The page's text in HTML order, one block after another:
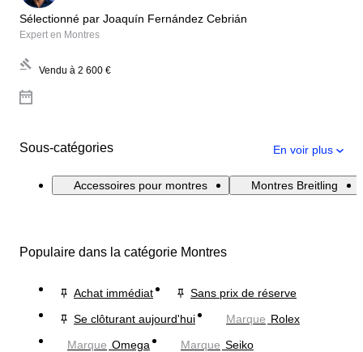
Sélectionné par Joaquín Fernández Cebrián
Expert en Montres
Vendu à 2 600 €
Sous-catégories En voir plus
Accessoires pour montres Montres Breitling
Populaire dans la catégorie Montres
Achat immédiat
Sans prix de réserve
Se clôturant aujourd'hui
Marque Rolex
Marque Omega Marque Seiko